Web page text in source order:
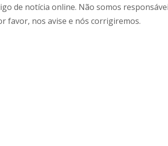
de notícia online. Não somos
favor, nos avise e nós corrigiremos.